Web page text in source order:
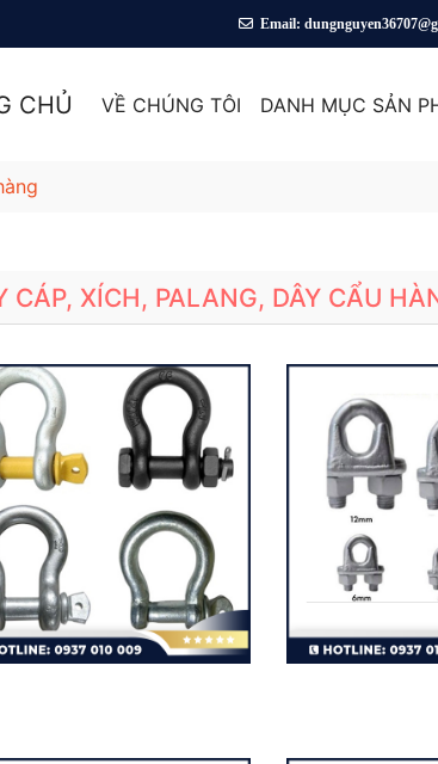
Email:
CHỦ VỀ CHÚNG TÔI DANH MỤC SẢN
CÁP, XÍCH, PALANG, DÂY CẨU